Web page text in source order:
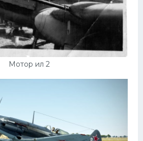
Мотор ил 2